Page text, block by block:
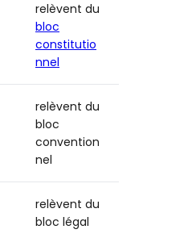
relèvent du
bloc
constitutio
nnel
relèvent du
bloc
convention
nel
relèvent du
bloc légal